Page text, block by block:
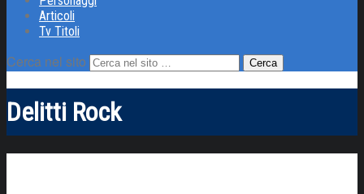
Articoli
Tv Titoli
Cerca nel sito
Delitti Rock